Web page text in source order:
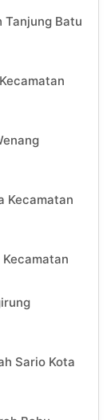
Tanjung Batu
Kecamatan
Kecamatan
Sario Kota